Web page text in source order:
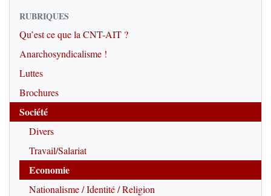
RUBRIQUES
Qu’est ce que la CNT-AIT ?
Anarchosyndicalisme !
Luttes
Brochures
Société
Divers
Travail/Salariat
Economie
Nationalisme / Identité / Religion